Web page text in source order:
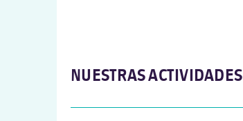
NUESTRAS ACTIVIDADES